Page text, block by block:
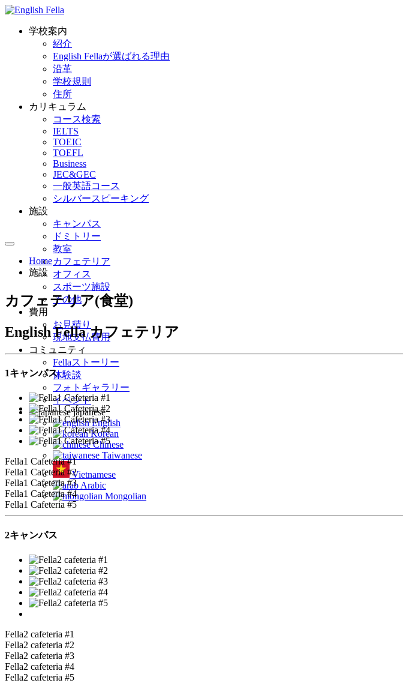
学校案内
紹介
English Fellaが選ばれる理由
沿革
学校規則
住所
カリキュラム
コース検索
IELTS
TOEIC
TOEFL
Business
JEC&GEC
一般英語コース
シルバースピーキング
施設
キャンパス
ドミトリー
教室
カフェテリア
オフィス
スポーツ施設
その他
費用
お見積り
現地支払費用
コミュニティ
Fellaストーリー
体験談
フォトギャラリー
イベント
japanese
English
Korean
Chinese
Taiwanese
Vietnamese
Arabic
Mongolian
Home
施設
カフェテリア(食堂)
English Fella カフェテリア
1キャンパス
Fella1 Cafeteria #1
Fella1 Cafeteria #2
Fella1 Cafeteria #3
Fella1 Cafeteria #4
Fella1 Cafeteria #5
2キャンパス
Fella2 cafeteria #1
Fella2 cafeteria #2
Fella2 cafeteria #3
Fella2 cafeteria #4
Fella2 cafeteria #5